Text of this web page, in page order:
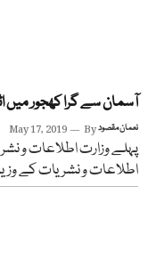
آسمان سے گرا کھجور میں
May 17, 2019 Byنعمان مقصود
پہلے وزارت اطلاعات و
اطلاعات و نشریات کے